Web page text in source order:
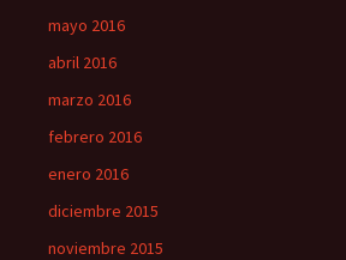
mayo 2016
abril 2016
marzo 2016
febrero 2016
enero 2016
diciembre 2015
noviembre 2015